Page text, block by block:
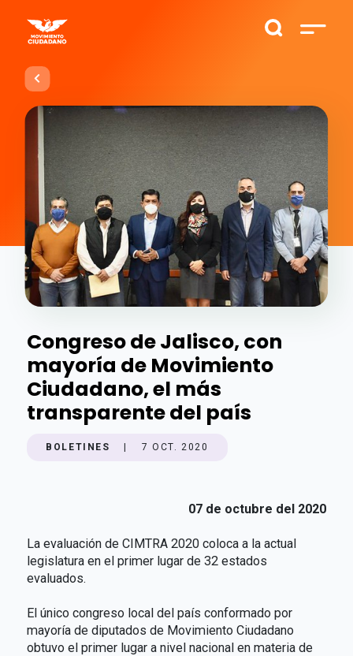
Congreso de Jalisco, con
mayoría de Movimiento
Ciudadano, el más
transparente del país
BOLETINES 7 OCT. 2020
07 de octubre del 2020
La evaluación de CIMTRA 2020 coloca a la actual
legislatura en el primer lugar de 32 estados
evaluados.
El único congreso local del país conformado por
mayoría de diputados de Movimiento Ciudadano
obtuvo el primer lugar a nivel nacional en materia de